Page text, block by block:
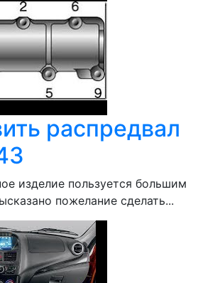
распредвал
изделие пользуется большим
пожелание сделать...